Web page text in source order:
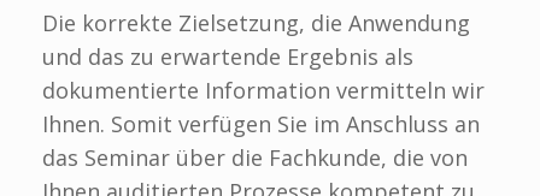
Die korrekte Zielsetzung, die Anwendung
und das zu erwartende Ergebnis als
dokumentierte Information vermitteln wir
Ihnen. Somit verfügen Sie im Anschluss an
das Seminar über die Fachkunde, die von